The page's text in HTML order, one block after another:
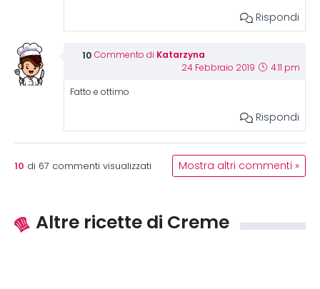
Rispondi
Commento di Katarzyna
24 Febbraio 2019 4:11 pm
Fatto e ottimo
Rispondi
10 di 67 commenti visualizzati Mostra altri commenti »
Altre ricette di Creme